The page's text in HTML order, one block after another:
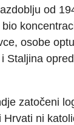
od
osobe
Staljina
zatočeni
Hrvati ni